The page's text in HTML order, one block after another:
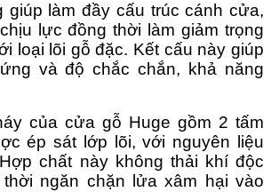
giúp làm đầy cấu trúc cánh cửa,
lực đồng thời làm giảm trọng
loại lõi gỗ đặc. Kết cấu này giúp
và độ chắc chắn, khả năng
của cửa gỗ Huge gồm 2 tấm
ép sát lớp lõi, với nguyên liệu
chất này không thải khí độc
thời ngăn chặn lửa xâm hại vào